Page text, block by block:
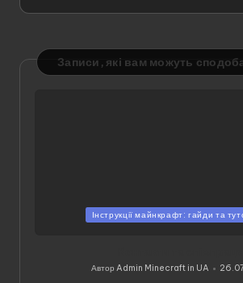
Записи, які вам можуть
ОпублікованоІнструкції майнкрафт: гайди та
Опубліковано
АвторAdmin Minecraft in UA